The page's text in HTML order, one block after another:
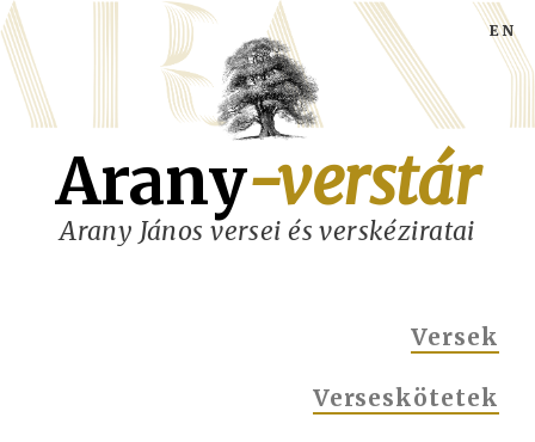
Ugrás
a
tartalomra
Arany-verstár
Arany János versei és verskéziratai
Versek
Verseskötetek